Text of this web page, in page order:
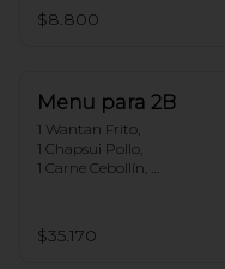
$8.800
Menu para 2B
1 Wantan Frito,
1 Chapsui Pollo,
1 Carne Cebollín,
$35.170